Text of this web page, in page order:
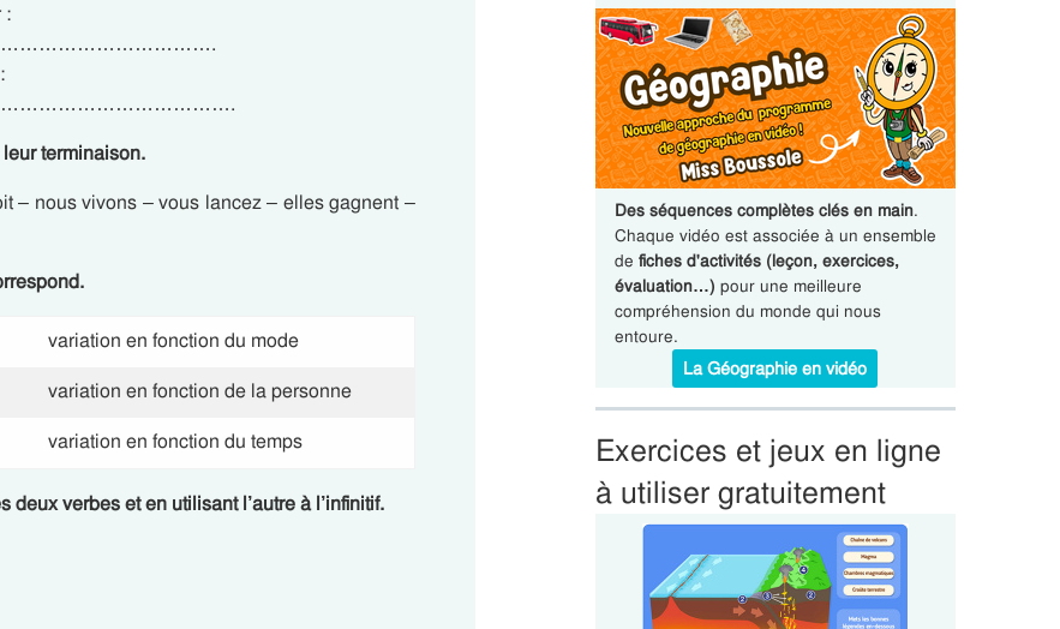
:
terminaison.
– nous vivons – vous lancez – elles gagnent –
variation en fonction du mode
variation en fonction de la personne
variation en fonction du temps
verbes et en utilisant l’autre à l’infinitif.
Des séquences complètes clés en main.
Chaque vidéo est associée à un ensemble
de fiches d'activités (leçon, exercices,
évaluation…) pour une meilleure
compréhension du monde qui nous
entoure.
La Géographie en vidéo
Exercices et jeux en ligne
à utiliser gratuitement